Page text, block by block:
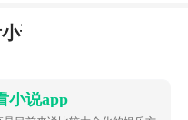
说app
小说app